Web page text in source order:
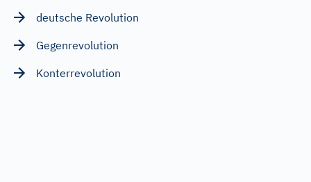
deutsche Revolution
Gegenrevolution
Konterrevolution